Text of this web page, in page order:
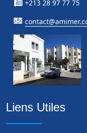
+213 28 97 77 75
Liens Utiles